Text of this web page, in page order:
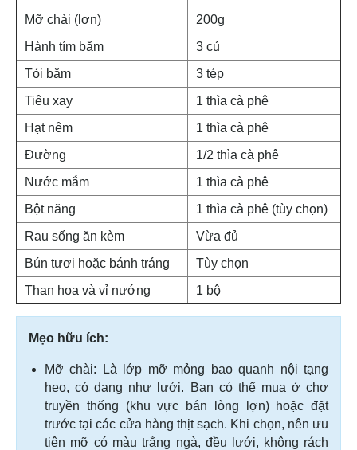
Mỡ chài (lợn)
200g
Hành tím băm
3 củ
Tỏi băm
3 tép
Tiêu xay
1 thìa cà phê
Hạt nêm
1 thìa cà phê
Đường
1/2 thìa cà phê
Nước mắm
1 thìa cà phê
Bột năng
1 thìa cà phê (tùy chọn)
Rau sống ăn kèm
Vừa đủ
Bún tươi hoặc bánh tráng
Tùy chọn
Than hoa và vỉ nướng
1 bộ
Mẹo hữu ích:
Mỡ chài: Là lớp mỡ mỏng bao quanh nội tạng
heo, có dạng như lưới. Bạn có thể mua ở chợ
truyền thống (khu vực bán lòng lợn) hoặc đặt
trước tại các cửa hàng thịt sạch. Khi chọn, nên ưu
tiên mỡ có màu trắng ngà, đều lưới, không rách